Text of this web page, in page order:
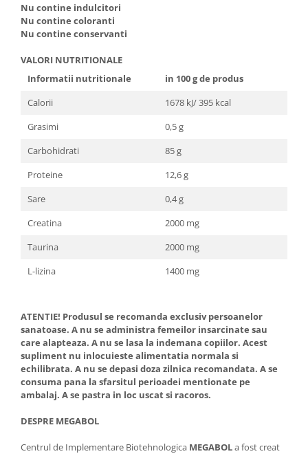
Nu contine indulcitori
Nu contine coloranti
Nu contine conservanti
VALORI NUTRITIONALE
Informatii nutritionale
in 100 g de produs
Calorii
1678 kJ/ 395 kcal
Grasimi
0,5 g
Carbohidrati
85 g
Proteine
12,6 g
Sare
0,4 g
Creatina
2000 mg
Taurina
2000 mg
L-lizina
1400 mg
ATENTIE! Produsul se recomanda exclusiv persoanelor
sanatoase. A nu se administra femeilor insarcinate sau
care alapteaza. A nu se lasa la indemana copiilor. Acest
supliment nu inlocuieste alimentatia normala si
echilibrata. A nu se depasi doza zilnica recomandata. A se
consuma pana la sfarsitul perioadei mentionate pe
ambalaj. A se pastra in loc uscat si racoros.
DESPRE MEGABOL
Centrul de Implementare Biotehnologica MEGABOLa fost creat